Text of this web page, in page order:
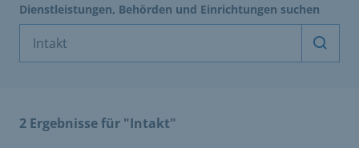
Dienstleistungen, Behörden und Einrichtungen suchen
2 Ergebnisse für "Intakt"